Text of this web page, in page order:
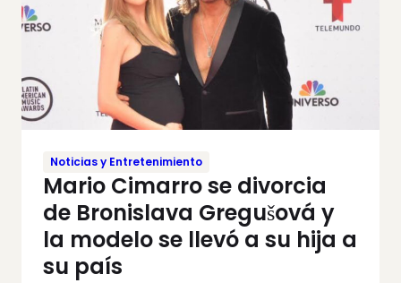
Noticias y Entretenimiento
Mario Cimarro se divorcia
de Bronislava Gregušová y
la modelo se llevó a su hija a
su país